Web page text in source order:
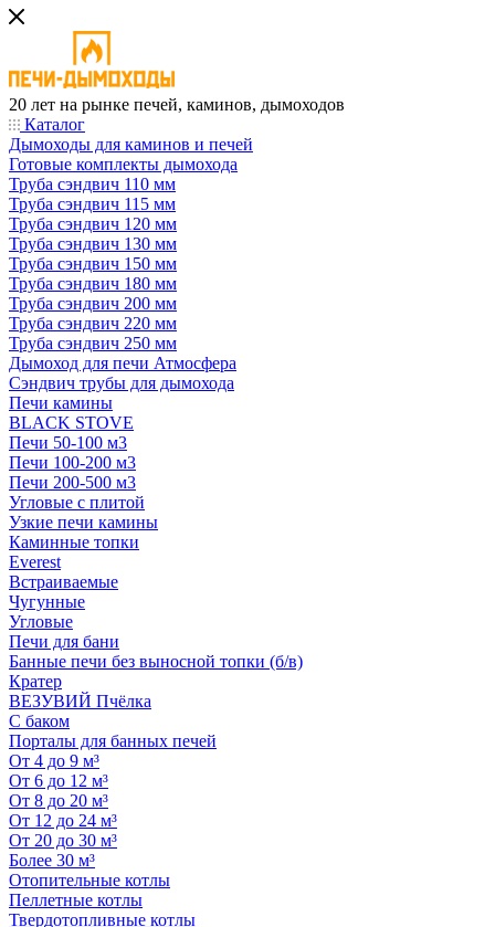
20 лет на рынке печей, каминов, дымоходов
Каталог
Дымоходы для каминов и печей
Готовые комплекты дымохода
Труба сэндвич 110 мм
Труба сэндвич 115 мм
Труба сэндвич 120 мм
Труба сэндвич 130 мм
Труба сэндвич 150 мм
Труба сэндвич 180 мм
Труба сэндвич 200 мм
Труба сэндвич 220 мм
Труба сэндвич 250 мм
Дымоход для печи Атмосфера
Сэндвич трубы для дымохода
Печи камины
BLACK STOVE
Печи 50-100 м3
Печи 100-200 м3
Печи 200-500 м3
Угловые с плитой
Узкие печи камины
Каминные топки
Everest
Встраиваемые
Чугунные
Угловые
Печи для бани
Банные печи без выносной топки (б/в)
Кратер
ВЕЗУВИЙ Пчёлка
С баком
Порталы для банных печей
От 4 до 9 м³
От 6 до 12 м³
От 8 до 20 м³
От 12 до 24 м³
От 20 до 30 м³
Более 30 м³
Отопительные котлы
Пеллетные котлы
Твердотопливные котлы